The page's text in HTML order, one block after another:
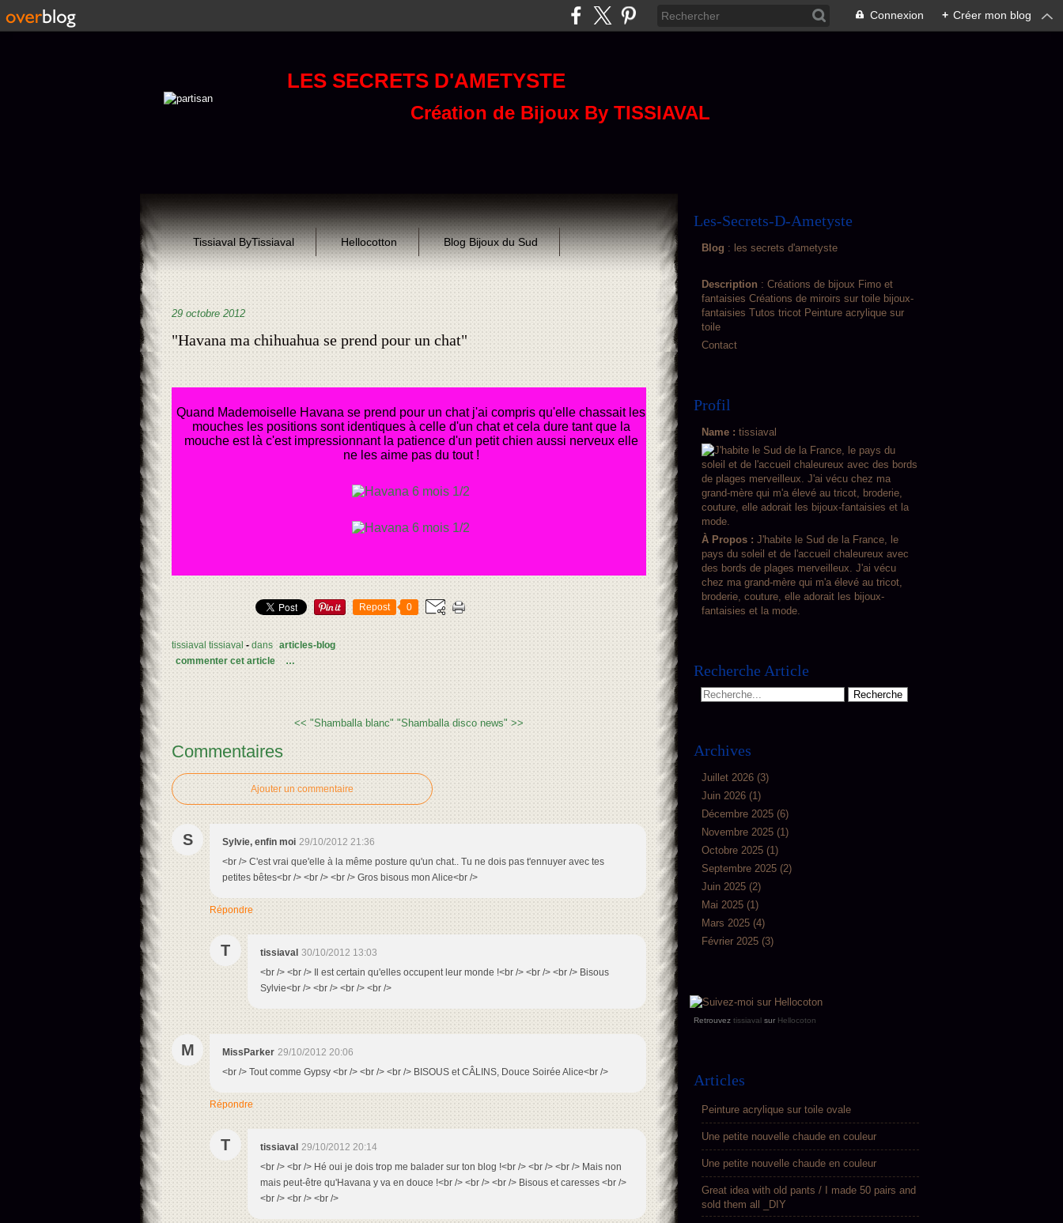
Connexion + Créer mon blog
LES SECRETS D'AMETYSTE
Création de Bijoux By TISSIAVAL
Tissiaval ByTissiaval Hellocotton Blog Bijoux du Sud
29 octobre 2012
"Havana ma chihuahua se prend pour un chat"
Quand Mademoiselle Havana se prend pour un chat j'ai compris qu'elle chassait les
mouches les positions sont identiques à celle d'un chat et cela dure tant que la
mouche est là c'est impressionnant la patience d'un petit chien aussi nerveux elle
ne les aime pas du tout !
Repost 0
tissiaval tissiaval - dans articles-blog
commenter cet article
…
<< "Shamballa blanc" "Shamballa disco news" >>
Commentaires
Ajouter un commentaire
S Sylvie, enfin moi 29/10/2012 21:36
<br /> C'est vrai que'elle à la même posture qu'un chat.. Tu ne dois pas t'ennuyer avec tes
petites bêtes<br /> <br /> <br /> Gros bisous mon Alice<br />
Répondre
T tissiaval 30/10/2012 13:03
<br /> <br /> Il est certain qu'elles occupent leur monde !<br /> <br /> <br /> Bisous
Sylvie<br /> <br /> <br /> <br />
M MissParker 29/10/2012 20:06
<br /> Tout comme Gypsy <br /> <br /> <br /> BISOUS et CÂLINS, Douce Soirée Alice<br />
Répondre
T tissiaval 29/10/2012 20:14
<br /> <br /> Hé oui je dois trop me balader sur ton blog !<br /> <br /> <br /> Mais non
mais peut-être qu'Havana y va en douce !<br /> <br /> <br /> Bisous et caresses <br />
<br /> <br /> <br />
Les-Secrets-D-Ametyste
Blog : les secrets d'ametyste
Description : Créations de bijoux Fimo et
fantaisies Créations de miroirs sur toile bijoux-
fantaisies Tutos tricot Peinture acrylique sur
toile
Contact
Profil
Name : tissiaval
À Propos : J'habite le Sud de la France, le
pays du soleil et de l'accueil chaleureux avec
des bords de plages merveilleux. J'ai vécu
chez ma grand-mère qui m'a élevé au tricot,
broderie, couture, elle adorait les bijoux-
fantaisies et la mode.
Recherche Article
Archives
Juillet 2026 (3)
Juin 2026 (1)
Décembre 2025 (6)
Novembre 2025 (1)
Octobre 2025 (1)
Septembre 2025 (2)
Juin 2025 (2)
Mai 2025 (1)
Mars 2025 (4)
Février 2025 (3)
Retrouvez tissiaval sur Hellocoton
Articles
Peinture acrylique sur toile ovale
Une petite nouvelle chaude en couleur
Une petite nouvelle chaude en couleur
Great idea with old pants / I made 50 pairs and
sold them all _DIY